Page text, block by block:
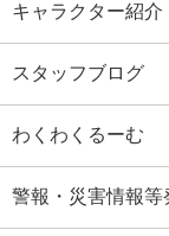
第96回 日本
秋葉山選手権
第96回 日本
第62回 日本
大阪府春季室
大阪府ジュニ
キャラクター紹介
スタッフブログ
わくわくるーむ
警報・災害情報等